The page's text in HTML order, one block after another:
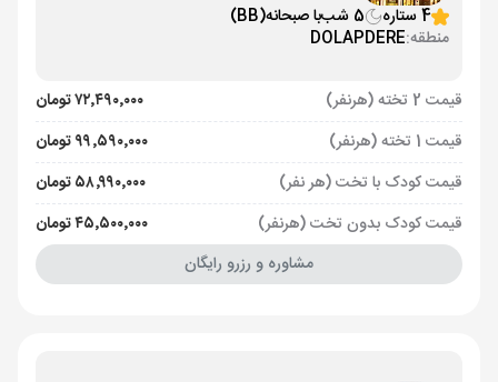
4 ستاره
5 شب با صبحانه(BB)
منطقه:DOLAPDERE
قیمت 2 تخته (هرنفر)
۷۲٬۴۹۰٬۰۰۰ تومان
قیمت 1 تخته (هرنفر)
۹۹٬۵۹۰٬۰۰۰ تومان
قیمت کودک با تخت (هر نفر)
۵۸٬۹۹۰٬۰۰۰ تومان
قیمت کودک بدون تخت (هرنفر)
۴۵٬۵۰۰٬۰۰۰ تومان
مشاوره و رزرو رایگان